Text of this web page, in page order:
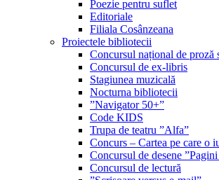
Poezie pentru suflet
Editoriale
Filiala Cosânzeana
Proiectele bibliotecii
Concursul național de proză
Concursul de ex-libris
Stagiunea muzicală
Nocturna bibliotecii
”Navigator 50+”
Code KIDS
Trupa de teatru ”Alfa”
Concurs – Cartea pe care o
Concursul de desene
Concursul de lectură